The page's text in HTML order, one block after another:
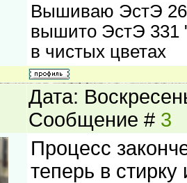
Вышиваю ЭстЭ
вышито ЭстЭ 331
в чистых цветах
Дата:
Сообщение # 3
Процесс
теперь в стирку